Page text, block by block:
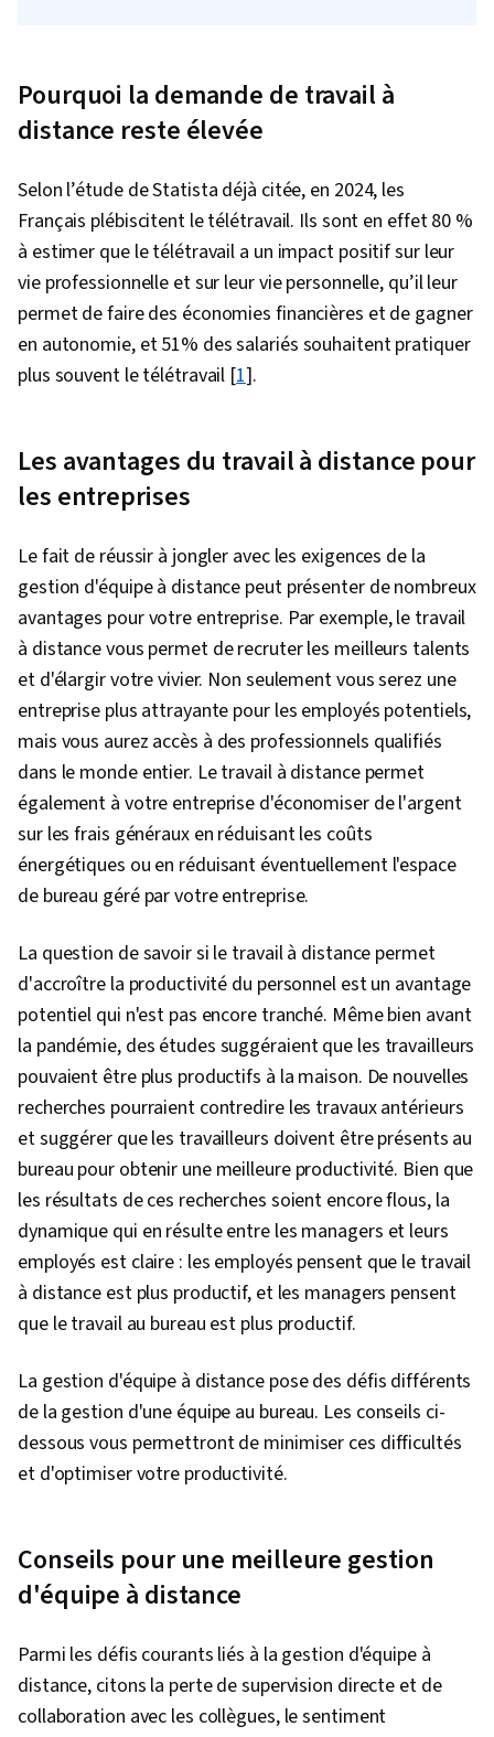
Pourquoi la demande de travail à
distance reste élevée
Selon l’étude de Statista déjà citée, en 2024, les
Français plébiscitent le télétravail. Ils sont en effet 80 %
à estimer que le télétravail a un impact positif sur leur
vie professionnelle et sur leur vie personnelle, qu’il leur
permet de faire des économies financières et de gagner
en autonomie, et 51% des salariés souhaitent pratiquer
plus souvent le télétravail [1].
Les avantages du travail à distance pour
les entreprises
Le fait de réussir à jongler avec les exigences de la
gestion d'équipe à distance peut présenter de nombreux
avantages pour votre entreprise. Par exemple, le travail
à distance vous permet de recruter les meilleurs talents
et d'élargir votre vivier. Non seulement vous serez une
entreprise plus attrayante pour les employés potentiels,
mais vous aurez accès à des professionnels qualifiés
dans le monde entier. Le travail à distance permet
également à votre entreprise d'économiser de l'argent
sur les frais généraux en réduisant les coûts
énergétiques ou en réduisant éventuellement l'espace
de bureau géré par votre entreprise.
La question de savoir si le travail à distance permet
d'accroître la productivité du personnel est un avantage
potentiel qui n'est pas encore tranché. Même bien avant
la pandémie, des études suggéraient que les travailleurs
pouvaient être plus productifs à la maison. De nouvelles
recherches pourraient contredire les travaux antérieurs
et suggérer que les travailleurs doivent être présents au
bureau pour obtenir une meilleure productivité. Bien que
les résultats de ces recherches soient encore flous, la
dynamique qui en résulte entre les managers et leurs
employés est claire : les employés pensent que le travail
à distance est plus productif, et les managers pensent
que le travail au bureau est plus productif.
La gestion d'équipe à distance pose des défis différents
de la gestion d'une équipe au bureau. Les conseils ci-
dessous vous permettront de minimiser ces difficultés
et d'optimiser votre productivité.
Conseils pour une meilleure gestion
d'équipe à distance
Parmi les défis courants liés à la gestion d'équipe à
distance, citons la perte de supervision directe et de
collaboration avec les collègues, le sentiment